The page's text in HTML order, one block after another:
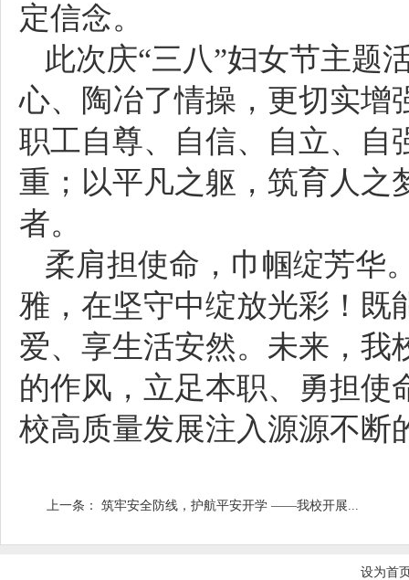
定信念。
此次庆“三八”妇女节主题
心、陶冶了情操，更切实增
职工自尊、自信、自立、自
重；以平凡之躯，筑育人之
者。
柔肩担使命，巾帼绽芳华
雅，在坚守中绽放光彩！既
爱、享生活安然。未来，我
的作风，立足本职、勇担使
校高质量发展注入源源不断
上一条： 筑牢安全防线，护航平安开学 ——我校开展...
设为首